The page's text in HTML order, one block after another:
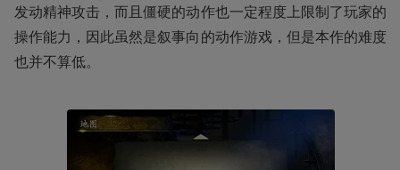
发动精神攻击，而且僵硬的动作也一定程度上限制了玩家的
操作能力，因此虽然是叙事向的动作游戏，但是本作的难度
也并不算低。